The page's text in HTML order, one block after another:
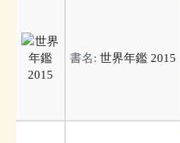
書名: 世界年鑑 2015